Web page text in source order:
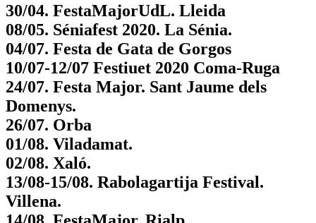
30/04. FestaMajorUdL. Lleida
08/05. Séniafest 2020. La Sénia.
04/07. Festa de Gata de Gorgos
10/07-12/07 Festiuet 2020 Coma-Ruga
24/07. Festa Major. Sant Jaume dels
Domenys.
26/07. Orba
01/08. Viladamat.
02/08. Xaló.
13/08-15/08. Rabolagartija Festival.
Villena.